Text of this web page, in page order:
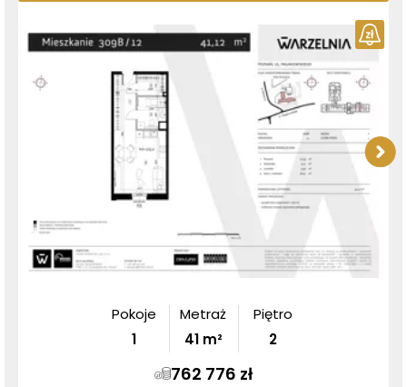
Pokoje
1
Metraż
41m²
Piętro
2
762 776 zł